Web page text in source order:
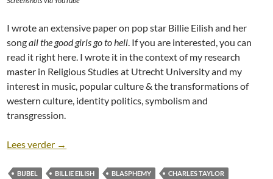
I wrote an extensive paper on pop star Billie Eilish and her
songall the good girls go to hell. If you are interested, you can
read it right here. I wrote it in the context of my research
master in Religious Studies at Utrecht University and my
interest in music, popular culture & the transformations of
western culture, identity politics, symbolism and
transgression.
Lees verder Billie Eilish’ all the good girls go to hell, Lucifer
→
BIJBEL BILLIE EILISH BLASPHEMY
CHARLES TAYLOR